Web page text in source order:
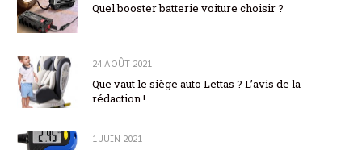
Quel booster batterie voiture choisir ?
24 AOÛT 2021
Que vaut le siège auto Lettas ? L’avis de la
rédaction !
1 JUIN 2021